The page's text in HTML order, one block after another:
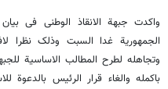
واکدت جبهة الانقاذ الوطنی فی
الجمهوریة غدا السبت وذلک نظرا
وتجاهله لطرح المطالب الاساسیة